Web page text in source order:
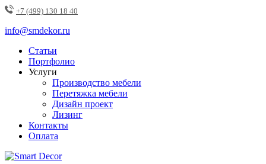
+7 (499) 130 18 40
info@smdekor.ru
Статьи
Портфолио
Услуги
Производство мебели
Перетяжка мебели
Дизайн проект
Лизинг
Контакты
Оплата